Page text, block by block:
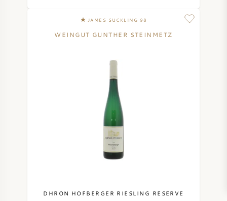
JAMES SUCKLING 98
WEINGUT GUNTHER STEINMETZ
DHRON HOFBERGER RIESLING RESERVE